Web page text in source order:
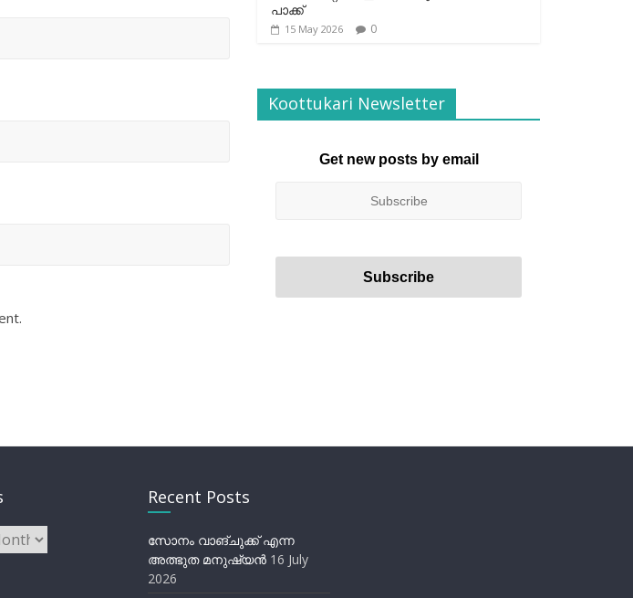
പാക്ക്
15 May 2026 0
Koottukari Newsletter
Get new posts by email
Recent Posts
സോനം വാങ്ചുക്ക് എന്ന
അത്ഭുത മനുഷ്യന്‍ 16 July
2026